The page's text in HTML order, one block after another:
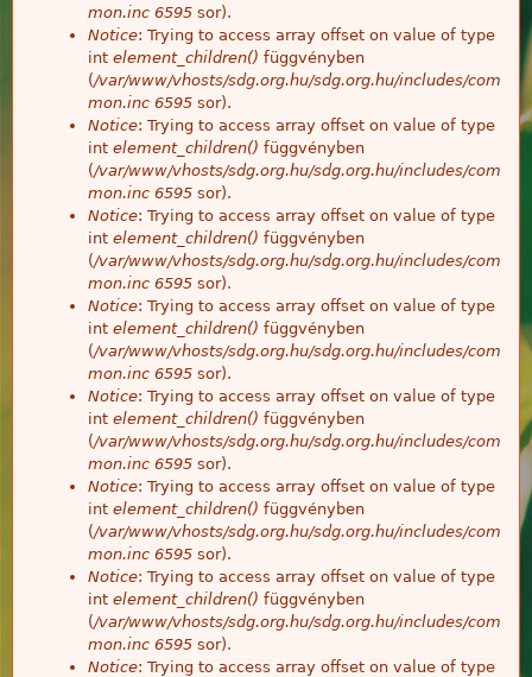
mon.inc 6595 sor).
Notice: Trying to access array offset on value of type
int element_children() függvényben
(/var/www/vhosts/sdg.org.hu/sdg.org.hu/includes/com
mon.inc 6595 sor).
Notice: Trying to access array offset on value of type
int element_children() függvényben
(/var/www/vhosts/sdg.org.hu/sdg.org.hu/includes/com
mon.inc 6595 sor).
Notice: Trying to access array offset on value of type
int element_children() függvényben
(/var/www/vhosts/sdg.org.hu/sdg.org.hu/includes/com
mon.inc 6595 sor).
Notice: Trying to access array offset on value of type
int element_children() függvényben
(/var/www/vhosts/sdg.org.hu/sdg.org.hu/includes/com
mon.inc 6595 sor).
Notice: Trying to access array offset on value of type
int element_children() függvényben
(/var/www/vhosts/sdg.org.hu/sdg.org.hu/includes/com
mon.inc 6595 sor).
Notice: Trying to access array offset on value of type
int element_children() függvényben
(/var/www/vhosts/sdg.org.hu/sdg.org.hu/includes/com
mon.inc 6595 sor).
Notice: Trying to access array offset on value of type
int element_children() függvényben
(/var/www/vhosts/sdg.org.hu/sdg.org.hu/includes/com
mon.inc 6595 sor).
Notice: Trying to access array offset on value of type